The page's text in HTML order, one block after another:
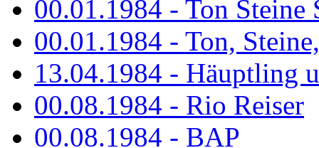
00.01.1984 - Ton Steine
00.01.1984 - Ton,
13.04.1984 - Häuptling
00.08.1984 - Rio Reiser
00.08.1984 - BAP